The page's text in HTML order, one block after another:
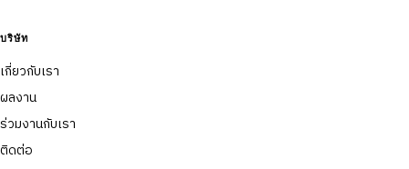
บริษัท
เกี่ยวกับเรา
ผลงาน
ร่วมงานกับเรา
ติดต่อ